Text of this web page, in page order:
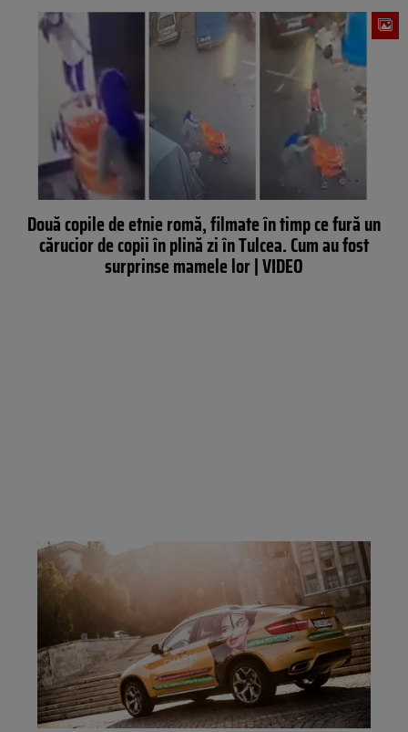
Două copile de etnie romă, filmate în timp ce fură un
cărucior de copii în plină zi în Tulcea. Cum au fost
surprinse mamele lor | VIDEO